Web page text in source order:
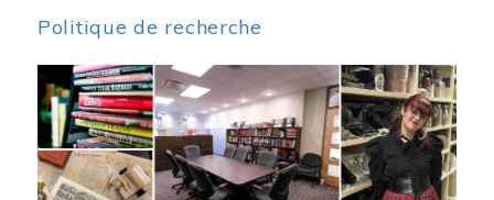
Politique de recherche
Image